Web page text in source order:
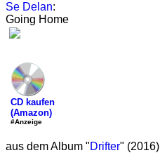
Se Delan:
Going Home
CD kaufen
(Amazon)
#Anzeige
aus dem Album "Drifter" (2016)